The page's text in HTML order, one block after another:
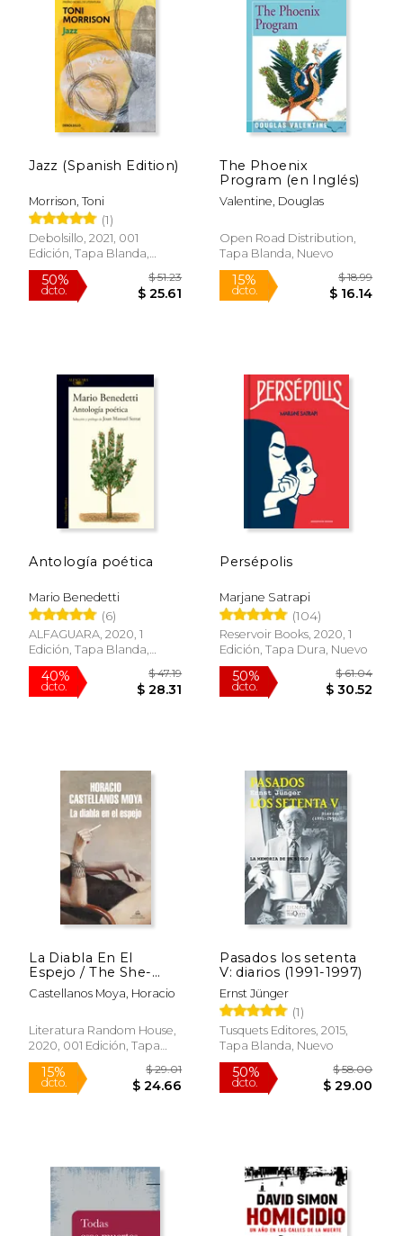
50%
dcto.
50%
dcto.
Jazz (Spanish Edition)
Morrison, Toni
(1)
Debolsillo, 2021, 001
Edición, Tapa Blanda,
Nuevo
50%
dcto. $ 25.61
The Phoenix
Program (en Inglés)
Valentine, Douglas
Open Road Distribution,
Tapa Blanda, Nuevo
15%
dcto. $
Antología poética
Mario Benedetti
(6)
ALFAGUARA, 2020, 1
Edición, Tapa Blanda,
Nuevo
Persépolis
Marjane Satrapi
(104)
Reservoir Books, 2020, 1
Edición, Tapa Dura, Nuevo
La Diabla En El
Espejo / The She-
Devil in the Mirror
Castellanos Moya, Horacio
Literatura Random House,
2020, 001 Edición, Tapa
Blanda, Nuevo
Pasados los setenta
V: diarios (1991-1997)
Ernst Jünger
(1)
Tusquets Editores, 2015,
Tapa Blanda, Nuevo